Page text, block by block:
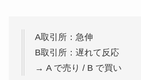
A取引所：急伸
B取引所：遅れて反応
→ A で売り / B で買い